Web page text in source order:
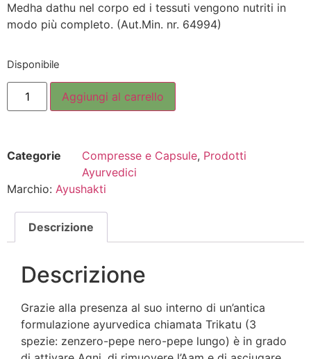
Medha dathu nel corpo ed i tessuti vengono nutriti in
modo più completo. (Aut.Min. nr. 64994)
Disponibile
Aggiungi al carrello
Categorie Compresse e Capsule, Prodotti
Ayurvedici
Marchio: Ayushakti
Descrizione
Descrizione
Grazie alla presenza al suo interno di un’antica
formulazione ayurvedica chiamata Trikatu (3
spezie: zenzero-pepe nero-pepe lungo) è in grado